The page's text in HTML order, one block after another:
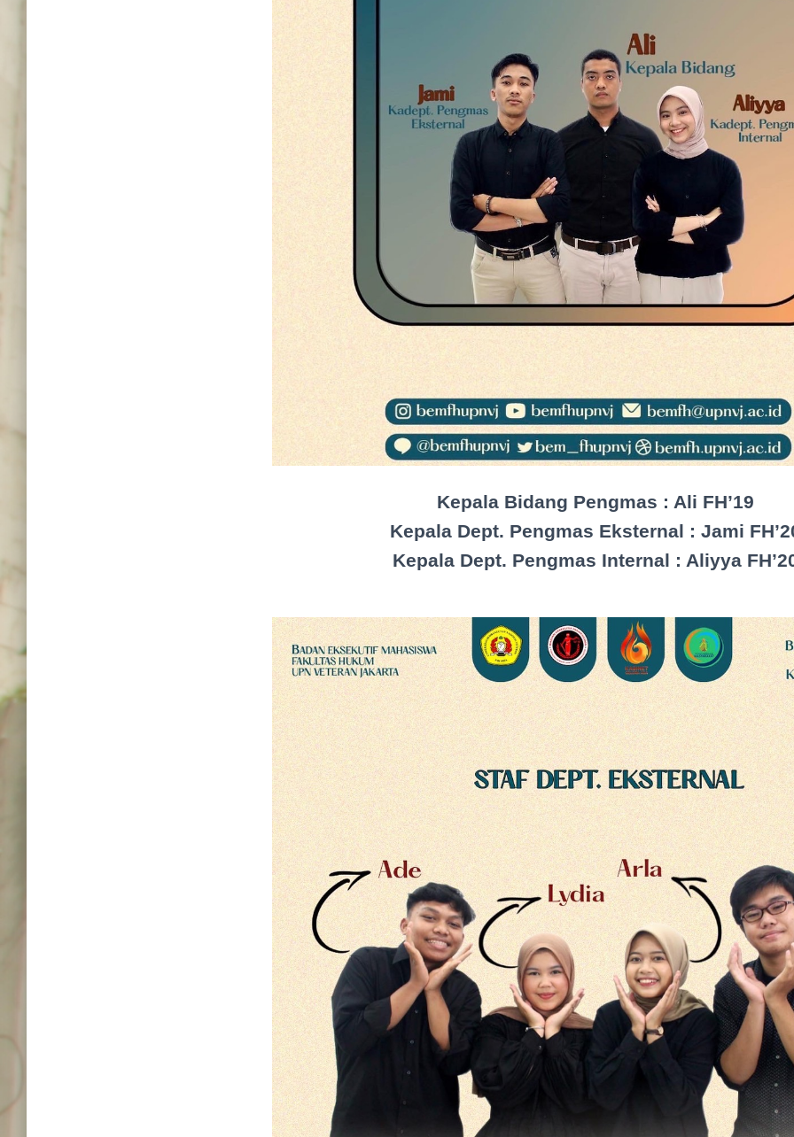
Kepala Bidang Pengmas : Ali FH’19
Kepala Dept. Pengmas Eksternal : Jami
Kepala Dept. Pengmas Internal : Aliyya